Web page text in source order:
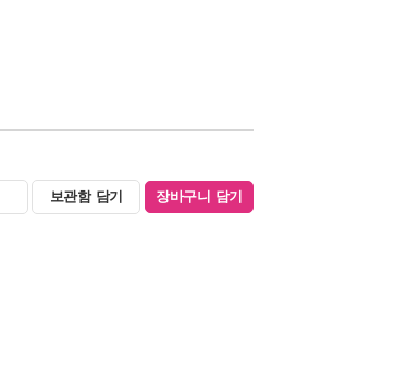
보관함 담기 장바구니 담기